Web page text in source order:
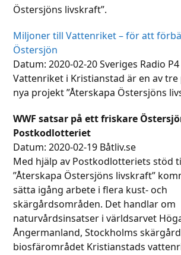
Östersjöns livskraft”.
Miljoner till Vattenriket – för att
Östersjön
Datum: 2020-02-20 Sveriges Radio P4
Vattenriket i Kristianstad är en av tre
nya projekt ”Återskapa Östersjöns
WWF satsar på ett friskare
Postkodlotteriet
Datum: 2020-02-19 Båtliv.se
Med hjälp av Postkodlotteriets stöd
”Återskapa Östersjöns livskraft”
sätta igång arbete i flera kust- och
skärgårdsområden. Det handlar om
naturvårdsinsatser i världsarvet
Ångermanland, Stockholms
biosfärområdet Kristianstads